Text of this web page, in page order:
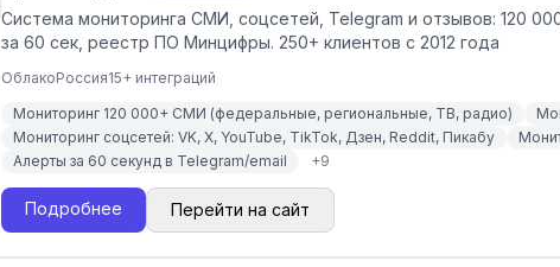
Система мониторинга СМИ, соцсетей, Telegram и отзывов: 120
за 60 сек, реестр ПО Минцифры. 250+ клиентов с 2012 года
ОблакоРоссия15+ интеграций
Мониторинг 120 000+ СМИ (федеральные, региональные, ТВ, радио)
Мониторинг соцсетей: VK, X, YouTube, TikTok, Дзен, Reddit, Пикабу
Алерты за 60 секунд в Telegram/email
+9
Подробнее Перейти на сайт